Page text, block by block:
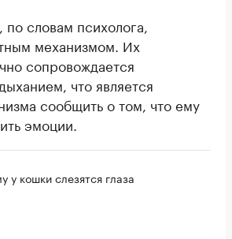
словам психолога,
механизмом. Их
сопровождается
что является
сообщить о том, что ему
эмоции.
у кошки слезятся глаза